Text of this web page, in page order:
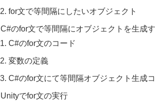
for文で等間隔にしたいオブジェクト
C#のfor文で等間隔にオブジェクトを生成
C#のfor文のコード
変数の定義
C#のfor文にて等間隔オブジェクト生成
Unityでfor文の実行